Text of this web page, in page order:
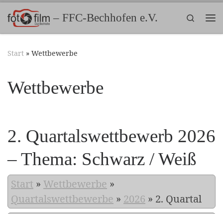
Zum Inhalt springen– FFC-Bechhofen e.V.
Search
Start » Wettbewerbe
Wettbewerbe
2. Quartalswettbewerb 2026
– Thema: Schwarz / Weiß
Start » Wettbewerbe »
Quartalswettbewerbe » 2026 » 2. Quartal